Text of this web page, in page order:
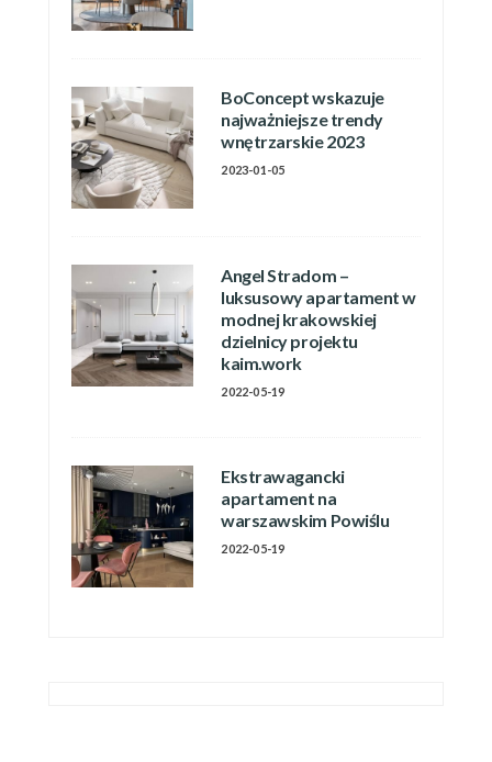
BoConcept wskazuje
najważniejsze trendy
wnętrzarskie 2023
2023-01-05
Angel Stradom –
luksusowy apartament w
modnej krakowskiej
dzielnicy projektu
kaim.work
2022-05-19
Ekstrawagancki
apartament na
warszawskim Powiślu
2022-05-19